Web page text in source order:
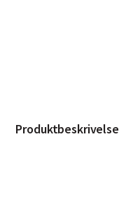
Produktbeskrivelse